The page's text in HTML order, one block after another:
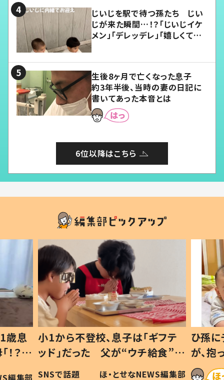
じいじを駅で待つ孫たち じい
じが来た瞬間…！？「じいじイケ
メン」「デレッデレ」「嬉しくて可
生後8ヶ月で亡くなった息子
約3年半後、当時の妻の日記に
書いてあった本音とは
6位以降はこちら
歳息
？」
編集部
小1から不登校、息子は「ギフテ
ッド」だった 父が“ウチ給食”を
作り続ける理由とは #令和の親
SNSで話題 ほ・とせなNEWS編集部
ひ孫
が、
「涙が